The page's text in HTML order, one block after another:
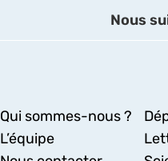
Nous
Qui sommes-nous ?
L’équipe